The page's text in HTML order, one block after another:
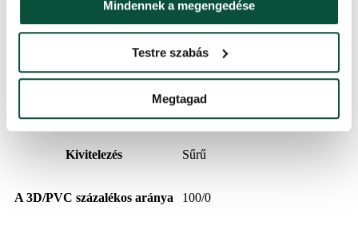
Mindennek a megengedése
Testre szabás
Megtagad
3D ágak száma 1583
Szélesség 120 cm
Kivitelezés Sűrű
A 3D/PVC százalékos aránya 100/0